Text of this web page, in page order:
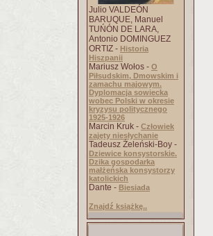
Julio VALDEÓN
BARUQUE, Manuel
TUŃÓN DE LARA,
Antonio DOMINGUEZ
ORTIZ - Historia
Hiszpanii
Mariusz Wołos - O
Piłsudskim, Dmowskim i
zamachu majowym.
Dyplomacja sowiecka
wobec Polski w okresie
kryzysu politycznego
1925-1926
Marcin Kruk - Człowiek
zajęty niesłychanie
Tadeusz Żeleński-Boy -
Dziewice konsystorskie.
Dzika gospodarka
małżeńska konsystorzy
katolickich
Dante - Biesiada
Znajdź książkę..